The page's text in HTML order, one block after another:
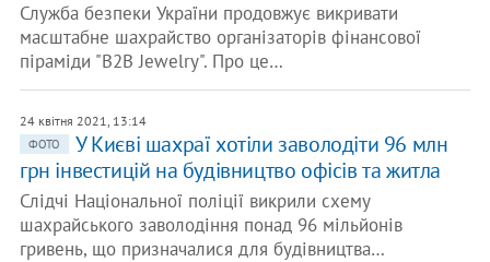
Служба безпеки України продовжує викривати
масштабне шахрайство організаторів фінансової
піраміди "B2B Jewelry". Про це…
24 квітня 2021, 13:14
ФОТО
У Києві шахраї хотіли заволодіти 96 млн
грн інвестицій на будівництво офісів та житла
Слідчі Національної поліції викрили схему
шахрайського заволодіння понад 96 мільйонів
гривень, що призначалися для будівництва…